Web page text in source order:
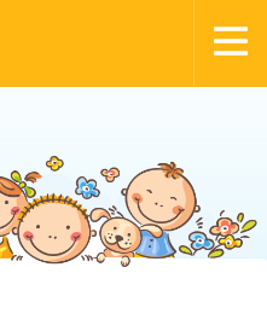
Aktivity pre deti
Fotogaléria
Naša škola